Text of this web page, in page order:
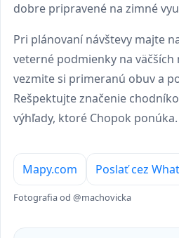
dobre pripravené na zimné
Pri plánovaní návštevy majte
veterné podmienky na
vezmite si primeranú obuv a
Rešpektujte značenie
výhľady, ktoré Chopok ponúka.
Mapy.com Poslať cez
Fotografia od @machovicka